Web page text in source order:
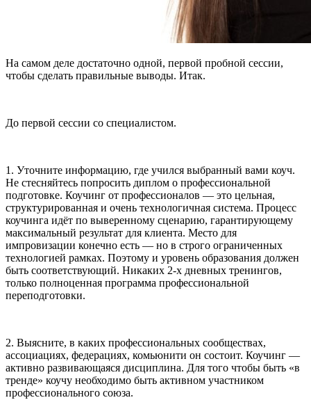
На самом деле достаточно одной, первой пробной сессии,
чтобы сделать правильные выводы. Итак.
До первой сессии со специалистом.
1. Уточните информацию, где учился выбранный вами коуч.
Не стесняйтесь попросить диплом о профессиональной
подготовке. Коучинг от профессионалов — это цельная,
структурированная и очень технологичная система. Процесс
коучинга идёт по выверенному сценарию, гарантирующему
максимальный результат для клиента. Место для
импровизации конечно есть — но в строго ограниченных
технологией рамках. Поэтому и уровень образования должен
быть соответствующий. Никаких 2-х дневных тренингов,
только полноценная программа профессиональной
переподготовки.
2. Выясните, в каких профессиональных сообществах,
ассоциациях, федерациях, комьюнити он состоит. Коучинг —
активно развивающаяся дисциплина. Для того чтобы быть «в
тренде» коучу необходимо быть активном участником
профессионального союза.